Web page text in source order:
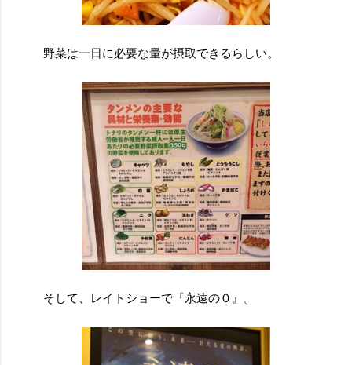
野菜は一日に必要な量が摂取できるらしい。
そして、レイトショーで『永遠の０』。